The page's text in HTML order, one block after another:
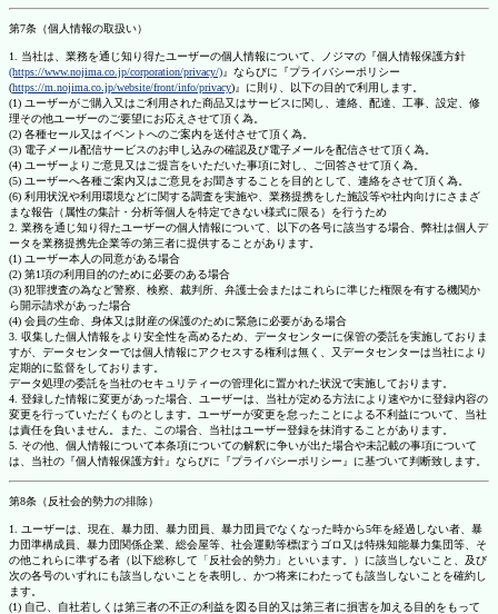
第7条（個人情報の取扱い）
1. 当社は、業務を通じ知り得たユーザーの個人情報について、ノジマの『個人情報保護方針
(https://www.nojima.co.jp/corporation/privacy/)』ならびに『プライバシーポリシー
(https://m.nojima.co.jp/website/front/info/privacy)』に則り、以下の目的で利用します。
(1) ユーザーがご購入又はご利用された商品又はサービスに関し、連絡、配達、工事、設定、修
理その他ユーザーのご要望にお応えさせて頂く為。
(2) 各種セール又はイベントへのご案内を送付させて頂く為。
(3) 電子メール配信サービスのお申し込みの確認及び電子メールを配信させて頂く為。
(4) ユーザーよりご意見又はご提言をいただいた事項に対し、ご回答させて頂く為。
(5) ユーザーへ各種ご案内又はご意見をお聞きすることを目的として、連絡をさせて頂く為。
(6) 利用状況や利用環境などに関する調査を実施や、業務提携をした施設等や社内向けにさまざ
まな報告（属性の集計・分析等個人を特定できない様式に限る）を行うため
2. 業務を通じ知り得たユーザーの個人情報について、以下の各号に該当する場合、弊社は個人デ
ータを業務提携先企業等の第三者に提供することがあります。
(1) ユーザー本人の同意がある場合
(2) 第1項の利用目的のために必要のある場合
(3) 犯罪捜査の為など警察、検察、裁判所、弁護士会またはこれらに準じた権限を有する機関か
ら開示請求があった場合
(4) 会員の生命、身体又は財産の保護のために緊急に必要がある場合
3. 収集した個人情報をより安全性を高めるため、データセンターに保管の委託を実施しておりま
すが、データセンターでは個人情報にアクセスする権利は無く、又データセンターは当社により
定期的に監督をしております。
データ処理の委託を当社のセキュリティーの管理化に置かれた状況で実施しております。
4. 登録した情報に変更があった場合、ユーザーは、当社が定める方法により速やかに登録内容の
変更を行っていただくものとします。ユーザーが変更を怠ったことによる不利益について、当社
は責任を負いません。また、この場合、当社はユーザー登録を抹消することがあります。
5. その他、個人情報について本条項についての解釈に争いが出た場合や未記載の事項について
は、当社の『個人情報保護方針』ならびに『プライバシーポリシー』に基づいて判断致します。
第8条（反社会的勢力の排除）
1. ユーザーは、現在、暴力団、暴力団員、暴力団員でなくなった時から5年を経過しない者、暴
力団準構成員、暴力団関係企業、総会屋等、社会運動等標ぼうゴロ又は特殊知能暴力集団等、そ
の他これらに準ずる者（以下総称して「反社会的勢力」といいます。）に該当しないこと、及び
次の各号のいずれにも該当しないことを表明し、かつ将来にわたっても該当しないことを確約し
ます。
(1) 自己、自社若しくは第三者の不正の利益を図る目的又は第三者に損害を加える目的をもって